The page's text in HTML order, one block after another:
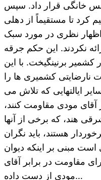
خانگی قرار داد. سپس
کرد تا مستقیماً از دهلی
نظری در مورد سبک
نکردند. این حکم جرقه
برنینگیخت. با این
نارضایتی کشمیری ها را
ایالتهایی که تلاش می
آقای مودی مقاومت کنند،
هند، که برخی از آنها
هستند، باید نگران
مبنی بر اینکه دیوان
مقاومت در برابر آقای
مودی از دست داده…